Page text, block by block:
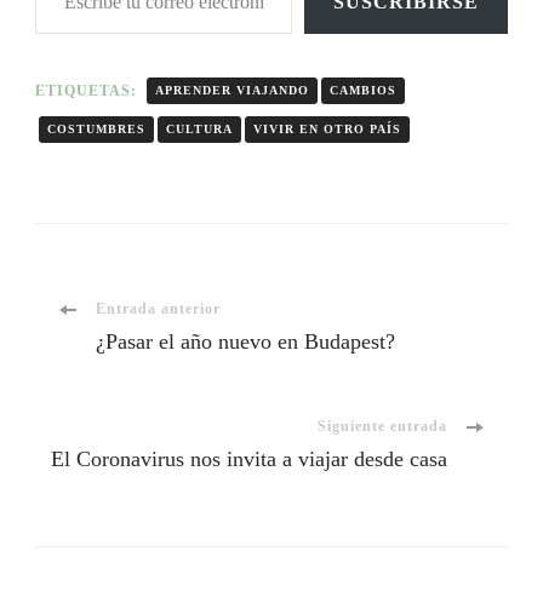
ETIQUETAS: APRENDER VIAJANDO CAMBIOS
COSTUMBRES CULTURA VIVIR EN OTRO PAÍS
Entrada anterior
¿Pasar el año nuevo en Budapest?
Siguiente entrada
El Coronavirus nos invita a viajar desde casa